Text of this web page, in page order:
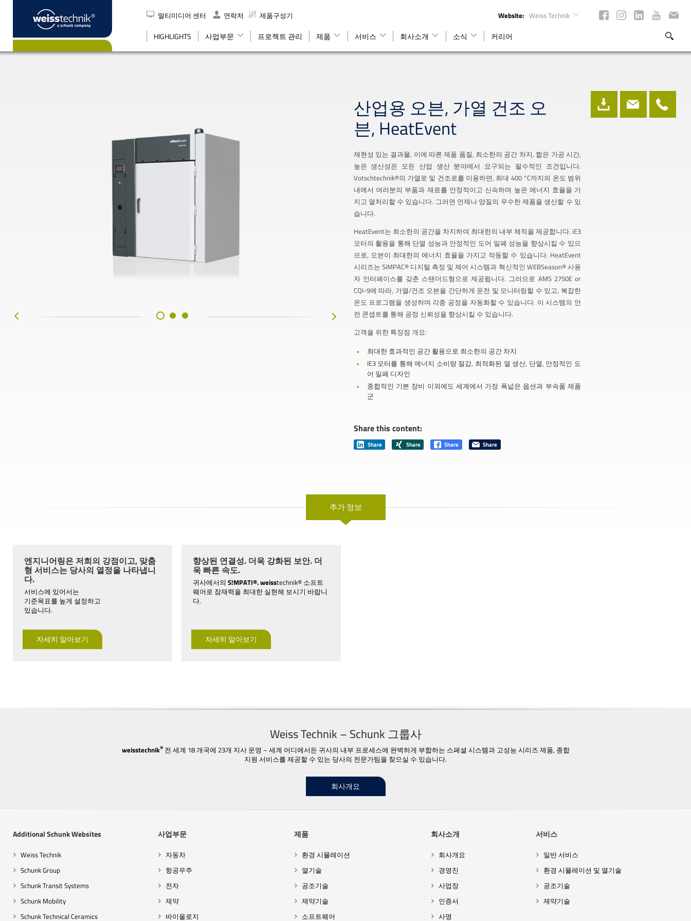
멀티미디어 센터 연락처 제품구성기 Website: Weiss Technik
HIGHLIGHTS 사업부문 프로젝트 관리 제품 서비스 회사소개 소식 커리어
검색
산업용 오븐, 가열 건조 오
븐, HeatEvent
재현성 있는 결과물, 이에 따른 제품 품질, 최소한의 공간 차지, 짧은 가공 시간,
높은 생산성은 모든 산업 생산 분야에서 요구되는 필수적인 조건입니다.
Votschtechnik®의 가열로 및 건조로를 이용하면, 최대 400 °C까지의 온도 범위
내에서 여러분의 부품과 재료를 안정적이고 신속하며 높은 에너지 효율을 가
지고 열처리할 수 있습니다. 그러면 언제나 양질의 우수한 제품을 생산할 수 있
습니다.
HeatEvent는 최소한의 공간을 차지하여 최대한의 내부 체적을 제공합니다. iE3
모터의 활용을 통해 단열 성능과 안정적인 도어 밀폐 성능을 향상시킬 수 있으
므로, 오븐이 최대한의 에너지 효율을 가지고 작동할 수 있습니다. HeatEvent
시리즈는 SiMPAC® 디지털 측정 및 제어 시스템과 혁신적인 WEBSeason® 사용
자 인터페이스를 갖춘 스탠더드형으로 제공됩니다. 그러므로 AMS 2750E or
CQI-9에 따라, 가열/건조 오븐을 간단하게 운전 및 모니터링할 수 있고, 복잡한
온도 프로그램을 생성하며 각종 공정을 자동화할 수 있습니다. 이 시스템의 안
전 콘셉트를 통해 공정 신뢰성을 향상시킬 수 있습니다.
고객을 위한 특장점 개요:
최대한 효과적인 공간 활용으로 최소한의 공간 차지
IE3 모터를 통해 에너지 소비량 절감, 최적화된 열 생산, 단열, 안정적인 도
어 밀폐 디자인
종합적인 기본 장비 이외에도 세계에서 가장 폭넓은 옵션과 부속품 제품
군
Share this content:
Share Share Share Share
추가 정보
엔지니어링은 저희의 강점이고, 맞춤
형 서비스는 당사의 열정을 나타냅니
다.
서비스에 있어서는
기준목표를 높게 설정하고
있습니다.
자세히 알아보기
향상된 연결성. 더욱 강화된 보안. 더
욱 빠른 속도.
귀사에서의 S!MPATI®.weisstechnik® 소프트
웨어로 잠재력을 최대한 실현해 보시기 바랍니
다.
자세히 알아보기
Weiss Technik – Schunk 그룹사
weisstechnik® 전 세계 18 개국에 23개 지사 운영 – 세계 어디에서든 귀사의 내부 프로세스에 완벽하게 부합하는 스페셜 시스템과 고성능 시리즈 제품, 종합
지원 서비스를 제공할 수 있는 당사의 전문가팀을 찾으실 수 있습니다.
회사개요
Additional Schunk Websites
Weiss Technik
Schunk Group
Schunk Transit Systems
Schunk Mobility
Schunk Technical Ceramics
사업부문
자동차
항공우주
전자
제약
바이올로지
제품
환경 시뮬레이션
열기술
공조기술
제약기술
소프트웨어
회사소개
회사개요
경영진
사업장
인증서
사명
서비스
일반 서비스
환경 시뮬레이션 및 열기술
공조기술
제약기술